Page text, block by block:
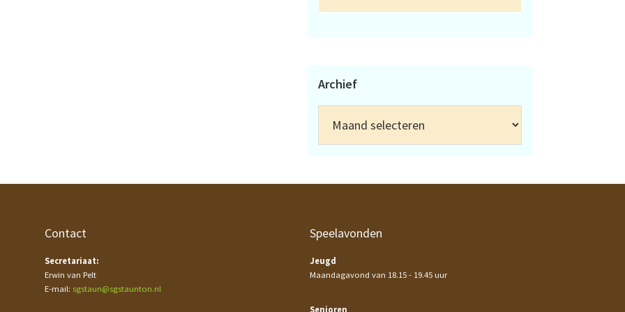
Archief
Contact
Secretariaat:
Erwin van Pelt
E-mail: sgstaun@sgstaunton.nl
Speelavonden
Jeugd
Maandagavond van 18.15 - 19.45 uur
Senioren